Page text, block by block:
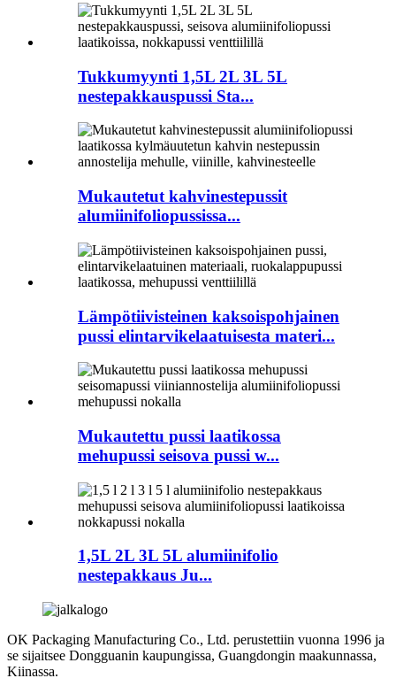
Tukkumyynti 1,5L 2L 3L 5L
nestepakkauspussi Sta...
Mukautetut kahvinestepussit
alumiinifoliopussissa...
Lämpötiivisteinen kaksoispohjainen
pussi elintarvikelaatuisesta materi...
Mukautettu pussi laatikossa
mehupussi seisova pussi w...
1,5L 2L 3L 5L alumiinifolio
nestepakkaus Ju...
OK Packaging Manufacturing Co., Ltd. perustettiin vuonna 1996 ja
se sijaitsee Dongguanin kaupungissa, Guangdongin maakunnassa,
Kiinassa.